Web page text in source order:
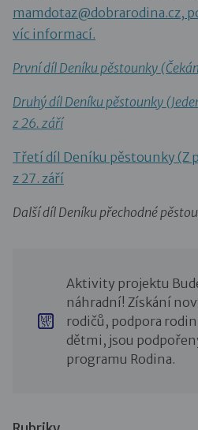
mamdotaz@dobrarodina.cz,
víc informací.
První díl Deníku pěstounky
Druhý díl Deníku pěstounky
z 26. září
Třetí díl Deníku pěstounky (Z
z 27. září
Další díl Deníku přechodné
Aktivity projektu
náhradní! Získání
rodičů, podpora
dětmi, jsou
programu Rodina.